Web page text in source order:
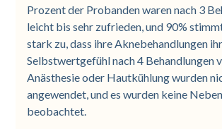
Prozent der Probanden waren nach 3
leicht bis sehr zufrieden, und 90%
stark zu, dass ihre Aknebehandlungen ihr
Selbstwertgefühl nach 4 Behandlungen
Anästhesie oder Hautkühlung wurden
angewendet, und es wurden keine
beobachtet.